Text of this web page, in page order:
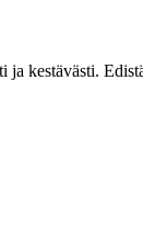
kestävästi.